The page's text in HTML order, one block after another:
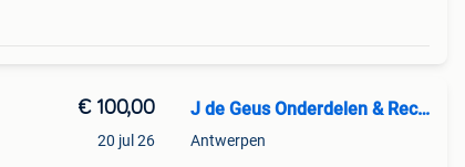
€ 100,00
20 jul 26
J de Geus Onderdelen & Recycling
Antwerpen